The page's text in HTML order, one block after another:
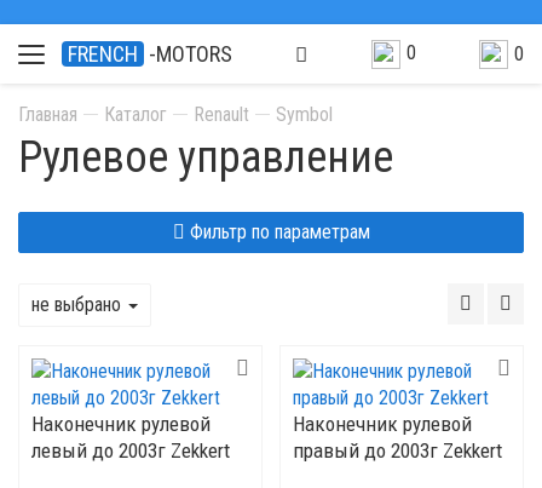
FRENCH -MOTORS 0 0
Главная Каталог Renault Symbol
Рулевое управление
Фильтр по параметрам
не выбрано
Наконечник рулевой
левый до 2003г Zekkert
Наконечник рулевой
правый до 2003г Zekkert